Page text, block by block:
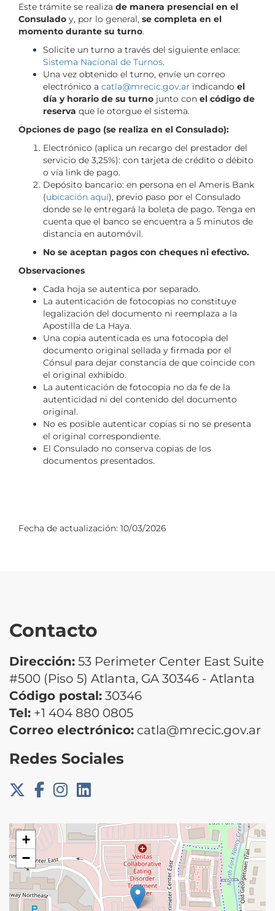
Este trámite se realiza de manera presencial en el
Consulado y, por lo general, se completa en el
momento durante su turno.
Solicite un turno a través del siguiente enlace:
Sistema Nacional de Turnos.
Una vez obtenido el turno, envíe un correo
electrónico a catla@mrecic.gov.ar indicando el
día y horario de su turno junto con el código de
reserva que le otorgue el sistema.
Opciones de pago (se realiza en el Consulado):
Electrónico (aplica un recargo del prestador del
servicio de 3,25%): con tarjeta de crédito o débito
o vía link de pago.
Depósito bancario: en persona en el Ameris Bank
(ubicación aquí), previo paso por el Consulado
donde se le entregará la boleta de pago. Tenga en
cuenta que el banco se encuentra a 5 minutos de
distancia en automóvil.
No se aceptan pagos con cheques ni efectivo.
Observaciones
Cada hoja se autentica por separado.
La autenticación de fotocopias no constituye
legalización del documento ni reemplaza a la
Apostilla de La Haya.
Una copia autenticada es una fotocopia del
documento original sellada y firmada por el
Cónsul para dejar constancia de que coincide con
el original exhibido.
La autenticación de fotocopia no da fe de la
autenticidad ni del contenido del documento
original.
No es posible autenticar copias si no se presenta
el original correspondiente.
El Consulado no conserva copias de los
documentos presentados.
Fecha de actualización: 10/03/2026
Contacto
Dirección: 53 Perimeter Center East Suite
#500 (Piso 5) Atlanta, GA 30346 - Atlanta
Código postal: 30346
Tel: +1 404 880 0805
Correo electrónico: catla@mrecic.gov.ar
Redes Sociales
+
−